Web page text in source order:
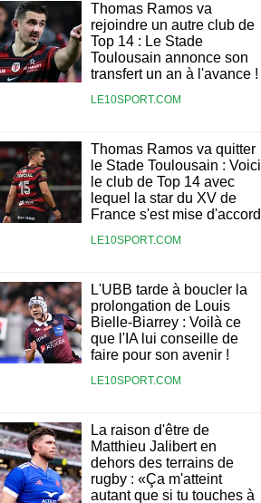
Thomas Ramos va
rejoindre un autre club de
Top 14 : Le Stade
Toulousain annonce son
transfert un an à l'avance !
LE10SPORT.COM
Thomas Ramos va quitter
le Stade Toulousain : Voici
le club de Top 14 avec
lequel la star du XV de
France s'est mise d'accord
LE10SPORT.COM
L'UBB tarde à boucler la
prolongation de Louis
Bielle-Biarrey : Voilà ce
que l'IA lui conseille de
faire pour son avenir !
LE10SPORT.COM
La raison d'être de
Matthieu Jalibert en
dehors des terrains de
rugby : «Ça m'atteint
autant que si tu touches à